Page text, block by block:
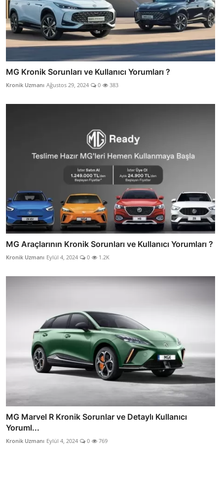
MG Kronik Sorunları ve Kullanıcı Yorumları ?
Kronik Uzmanı Ağustos 29, 2024 0 383
MG Araçlarının Kronik Sorunları ve Kullanıcı Yorumları ?
Kronik Uzmanı Eylül 4, 2024 0 1.2K
MG Marvel R Kronik Sorunlar ve Detaylı Kullanıcı
Yoruml...
Kronik Uzmanı Eylül 4, 2024 0 769